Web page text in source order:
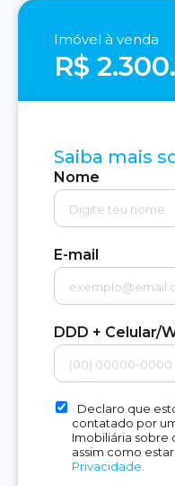
Imóvel à venda
R$
Saiba mais
Nome
E-mail
DDD + Celular/
Declaro que
contatado por
Imobiliária sobre
assim como
Privacidade.